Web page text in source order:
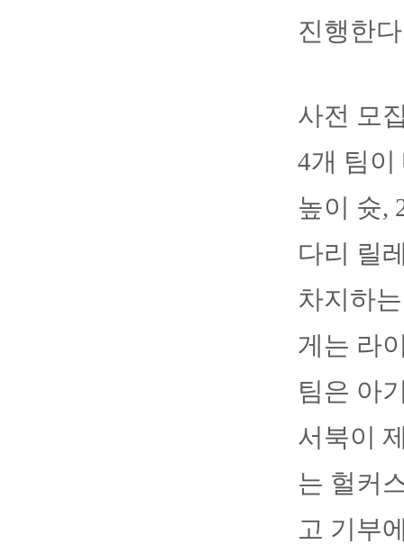
진행한
사전 모
4개 팀이
높이 슛,
다리 릴
차지하
게는 라
팀은 아
서북이
는 헐커
고 기부